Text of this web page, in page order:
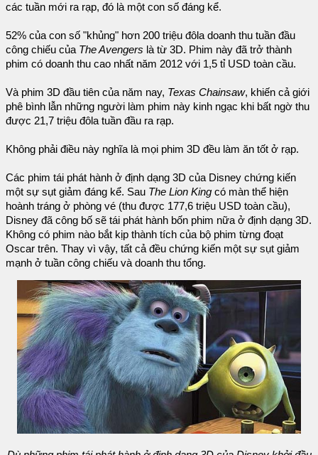
các tuần mới ra rạp, đó là một con số đáng kể.
52% của con số "khủng" hơn 200 triệu đôla doanh thu tuần đầu
công chiếu của The Avengers là từ 3D. Phim này đã trở thành
phim có doanh thu cao nhất năm 2012 với 1,5 tỉ USD toàn cầu.
Và phim 3D đầu tiên của năm nay, Texas Chainsaw, khiến cả giới
phê bình lẫn những người làm phim này kinh ngạc khi bất ngờ thu
được 21,7 triệu đôla tuần đầu ra rạp.
Không phải điều này nghĩa là mọi phim 3D đều làm ăn tốt ở rạp.
Các phim tái phát hành ở định dạng 3D của Disney chứng kiến
một sự sụt giảm đáng kể. Sau The Lion King có màn thể hiện
hoành tráng ở phòng vé (thu được 177,6 triệu USD toàn cầu),
Disney đã công bố sẽ tái phát hành bốn phim nữa ở định dạng 3D.
Không có phim nào bắt kịp thành tích của bộ phim từng đoạt
Oscar trên. Thay vì vậy, tất cả đều chứng kiến một sự sụt giảm
mạnh ở tuần công chiếu và doanh thu tổng.